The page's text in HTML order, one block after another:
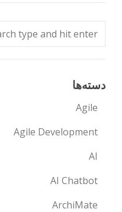
دسته‌ها
Agile
Agile Development
AI
AI Chatbot
ArchiMate